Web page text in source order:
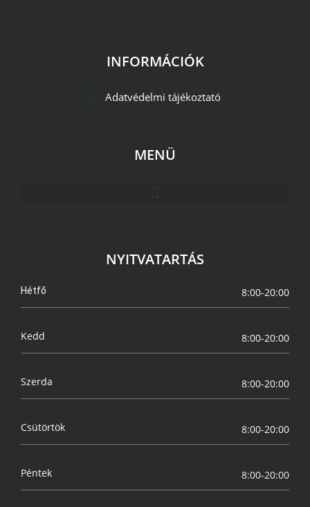
INFORMÁCIÓK
Adatvédelmi tájékoztató
MENÜ
NYITVATARTÁS
Hétfő 8:00-20:00
Kedd 8:00-20:00
Szerda 8:00-20:00
Csütörtök 8:00-20:00
Péntek 8:00-20:00